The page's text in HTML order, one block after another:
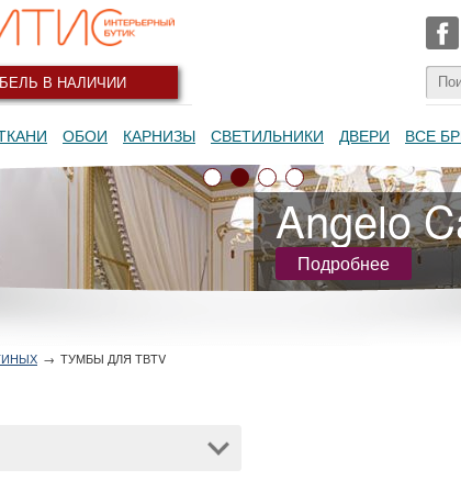
В НАЛИЧИИ
ОБОИ КАРНИЗЫ СВЕТИЛЬНИКИ ДВЕРИ ВСЕ
→ ТУМБЫ ДЛЯ ТВTV
Angelo
Подробнее